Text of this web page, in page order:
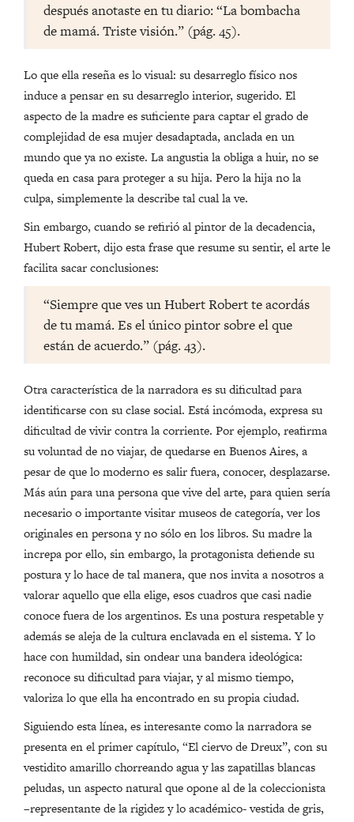
después anotaste en tu diario: “La bombacha
de mamá. Triste visión.” (pág. 45).
Lo que ella reseña es lo visual: su desarreglo físico nos
induce a pensar en su desarreglo interior, sugerido. El
aspecto de la madre es suficiente para captar el grado de
complejidad de esa mujer desadaptada, anclada en un
mundo que ya no existe. La angustia la obliga a huir, no se
queda en casa para proteger a su hija. Pero la hija no la
culpa, simplemente la describe tal cual la ve.
Sin embargo, cuando se refirió al pintor de la decadencia,
Hubert Robert, dijo esta frase que resume su sentir, el arte le
facilita sacar conclusiones:
“Siempre que ves un Hubert Robert te acordás
de tu mamá. Es el único pintor sobre el que
están de acuerdo.” (pág. 43).
Otra característica de la narradora es su dificultad para
identificarse con su clase social. Está incómoda, expresa su
dificultad de vivir contra la corriente. Por ejemplo, reafirma
su voluntad de no viajar, de quedarse en Buenos Aires, a
pesar de que lo moderno es salir fuera, conocer, desplazarse.
Más aún para una persona que vive del arte, para quien sería
necesario o importante visitar museos de categoría, ver los
originales en persona y no sólo en los libros. Su madre la
increpa por ello, sin embargo, la protagonista defiende su
postura y lo hace de tal manera, que nos invita a nosotros a
valorar aquello que ella elige, esos cuadros que casi nadie
conoce fuera de los argentinos. Es una postura respetable y
además se aleja de la cultura enclavada en el sistema. Y lo
hace con humildad, sin ondear una bandera ideológica:
reconoce su dificultad para viajar, y al mismo tiempo,
valoriza lo que ella ha encontrado en su propia ciudad.
Siguiendo esta línea, es interesante como la narradora se
presenta en el primer capítulo, “El ciervo de Dreux”, con su
vestidito amarillo chorreando agua y las zapatillas blancas
peludas, un aspecto natural que opone al de la coleccionista
–representante de la rigidez y lo académico- vestida de gris,